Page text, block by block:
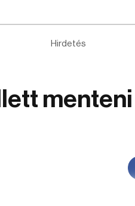
Hirdetés
menteni